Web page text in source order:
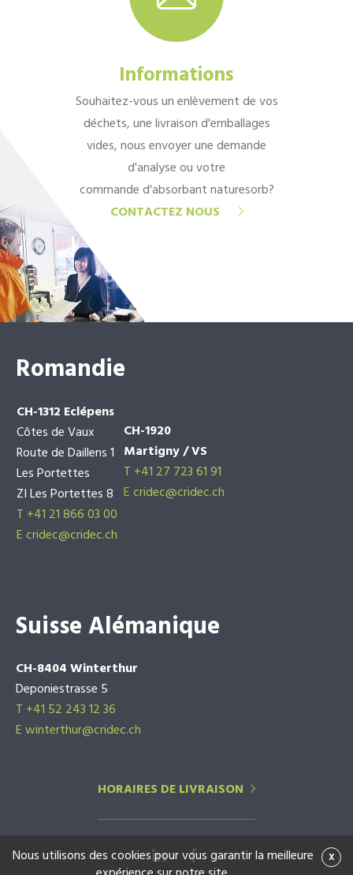
Informations
Souhaitez-vous un enlèvement de vos
déchets, une livraison d'emballages
vides, nous envoyer une demande
d'analyse ou votre
commande d'absorbant naturesorb?
CONTACTEZ NOUS
Romandie
CH-1312 Eclépens
Côtes de Vaux
Route de Daillens 1
Les Portettes
ZI Les Portettes 8
T +41 21 866 03 00
Ecridec@cridec.ch
CH-1920
Martigny / VS
T +41 27 723 61 91
Ecridec@cridec.ch
Suisse Alémanique
CH-8404 Winterthur
Deponiestrasse 5
T +41 52 243 12 36
E winterthur@cridec.ch
HORAIRES DE LIVRAISON
x
Nous utilisons des cookies pour vous garantir la meilleure